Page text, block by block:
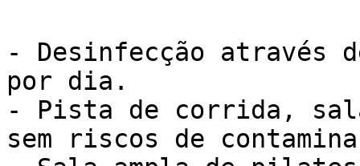
- Desinfecção
por dia.
- Pista de corrida,
sem riscos de